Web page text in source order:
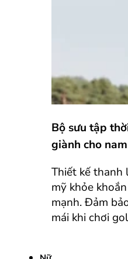
Bộ sưu tập
giành cho nam
Thiết kế
mỹ khỏe
mạnh. Đảm
mái khi chơi